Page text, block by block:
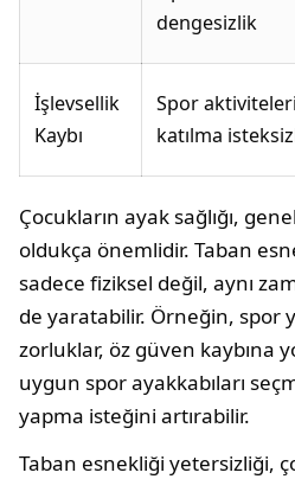
dengesizlik
İşlevsellik
Kaybı
Spor
katılma
Çocukların ayak sağlığı,
oldukça önemlidir. Taban
sadece fiziksel değil, aynı
de yaratabilir. Örneğin, spor
zorluklar, öz güven kaybına
uygun spor ayakkabıları
yapma isteğini artırabilir.
Taban esnekliği yetersizliği,